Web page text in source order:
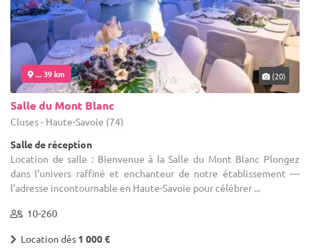
... 39 km (20)
Salle du Mont Blanc
Cluses - Haute-Savoie (74)
Salle de réception
Location de salle : Bienvenue à la Salle du Mont Blanc Plongez
dans l’univers raffiné et enchanteur de notre établissement —
l’adresse incontournable en Haute-Savoie pour célébrer ...
10-260
Location dès 1 000 €